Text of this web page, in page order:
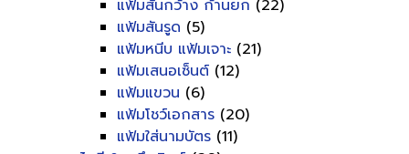
แฟ้มสันกว้าง ก้านยก (22)
แฟ้มสันรูด (5)
แฟ้มหนีบ แฟ้มเจาะ (21)
แฟ้มเสนอเซ็นต์ (12)
แฟ้มแขวน (6)
แฟ้มโชว์เอกสาร (20)
แฟ้มใส่นามบัตร (11)